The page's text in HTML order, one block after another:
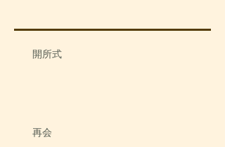
開所式
再会